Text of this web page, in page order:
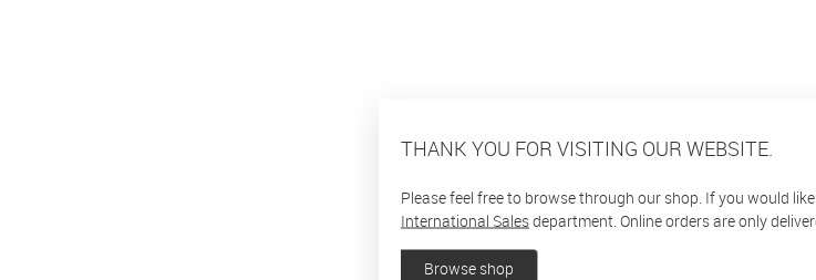
THANK YOU FOR VISITING OUR WEBSITE.
Please feel free to browse through our shop. If you would
International Salesdepartment. Online orders are only
Browse shop